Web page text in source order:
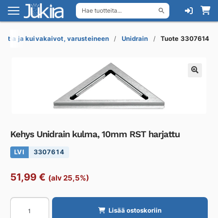
Hae tuotteita...
Siirry
navigointiin
Siirry
sisältöön
ja kuivakaivot, varusteineen Unidrain Tuote 3307614
Kehys Unidrain kulma, 10mm RST harjattu
LVI 3307614
51,99 € (alv 25,5%)
Kehys
Unidrain
Lisää ostoskoriin